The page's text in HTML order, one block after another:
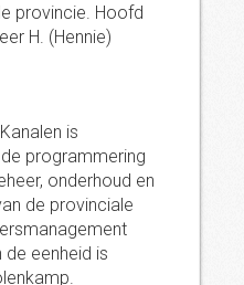
provincie. Hoofd
H. (Hennie)
is
programmering
onderhoud en
de provinciale
eenheid is